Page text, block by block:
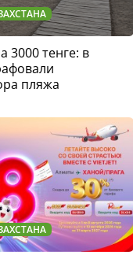
3000 тенге: в
пляжа